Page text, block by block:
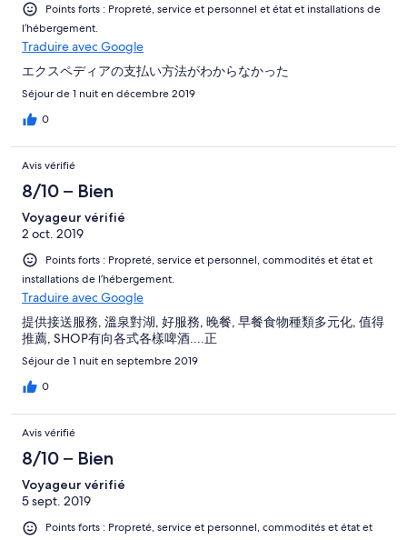
Points forts : Propreté, service et personnel et état et installations de
l’hébergement.
Traduire avec Google
エクスペディアの支払い方法がわからなかった
Séjour de 1 nuit en décembre 2019
0
Avis vérifié
8/10 – Bien
Voyageur vérifié
2 oct. 2019
Points forts : Propreté, service et personnel, commodités et état et
installations de l’hébergement.
Traduire avec Google
提供接送服務, 溫泉對湖, 好服務, 晚餐, 早餐食物種類多元化, 值得
推薦, SHOP有向各式各樣啤酒....正
Séjour de 1 nuit en septembre 2019
0
Avis vérifié
8/10 – Bien
Voyageur vérifié
5 sept. 2019
Points forts : Propreté, service et personnel, commodités et état et